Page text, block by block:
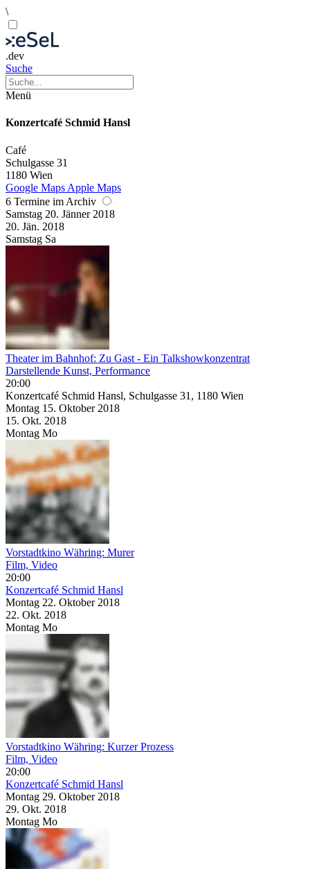
\
.dev
Suche
Menü
Konzertcafé Schmid Hansl
Café
Schulgasse 31
1180 Wien
Google Maps Apple Maps
6 Termine im Archiv
Samstag 20. Jänner 2018
20. Jän. 2018
Samstag Sa
Theater im Bahnhof: Zu Gast - Ein Talkshowkonzentrat
Darstellende Kunst, Performance
20:00
Konzertcafé Schmid Hansl, Schulgasse 31, 1180 Wien
Montag 15. Oktober 2018
15. Okt. 2018
Montag Mo
Vorstadtkino Währing: Murer
Film, Video
20:00
Konzertcafé Schmid Hansl
Montag 22. Oktober 2018
22. Okt. 2018
Montag Mo
Vorstadtkino Währing: Kurzer Prozess
Film, Video
20:00
Konzertcafé Schmid Hansl
Montag 29. Oktober 2018
29. Okt. 2018
Montag Mo